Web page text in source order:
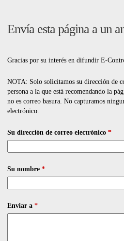
top
Envía esta página a un
Gracias por su interés en difundir E-
NOTA: Solo solicitamos su dirección de
persona a la que está recomendando la
no es correo basura. No capturamos
electrónico.
Su dirección de correo electrónico *
Su nombre *
Enviar a *